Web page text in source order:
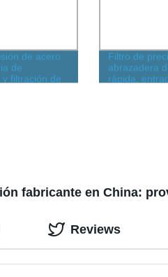
de acero
de
filtración de
Filtro de
abrazadera
rápida,
fabricante en China:
Reviews